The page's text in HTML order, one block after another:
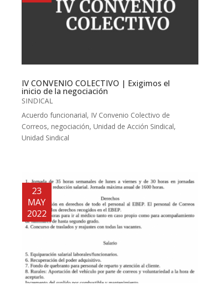
IV CONVENIO COLECTIVO | Exigimos el
inicio de la negociación
SINDICAL
Acuerdo funcionarial, IV Convenio Colectivo de
Correos, negociación, Unidad de Acción Sindical,
Unidad Sindical
23
MAY
2022